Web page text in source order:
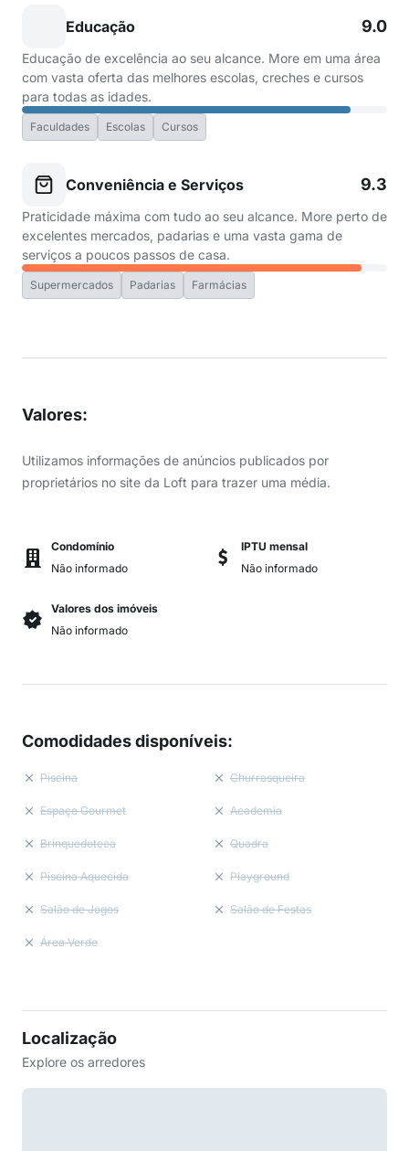
Educação 9.0
Educação de excelência ao seu alcance. More em uma área
com vasta oferta das melhores escolas, creches e cursos
para todas as idades.
Faculdades Escolas Cursos
Conveniência e Serviços 9.3
Praticidade máxima com tudo ao seu alcance. More perto de
excelentes mercados, padarias e uma vasta gama de
serviços a poucos passos de casa.
Supermercados Padarias Farmácias
Valores:
Utilizamos informações de anúncios publicados por
proprietários no site da Loft para trazer uma média.
Condomínio
Não informado
IPTU mensal
Não informado
Valores dos imóveis
Não informado
Comodidades disponíveis:
Piscina Churrasqueira
Espaço Gourmet Academia
Brinquedoteca Quadra
Piscina Aquecida Playground
Salão de Jogos Salão de Festas
Área Verde
Localização
Explore os arredores